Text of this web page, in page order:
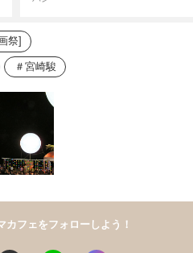
祭]
宮崎駿
カフェをフォローしよう！